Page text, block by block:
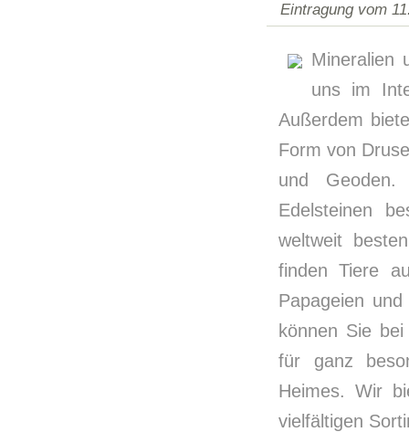
Eintragung vom
Mineralien
uns im
Außerdem
Form von
und
Edelsteinen
weltweit
finden Tiere
Papageien
können Sie
für ganz
Heimes. Wir
vielfältigen